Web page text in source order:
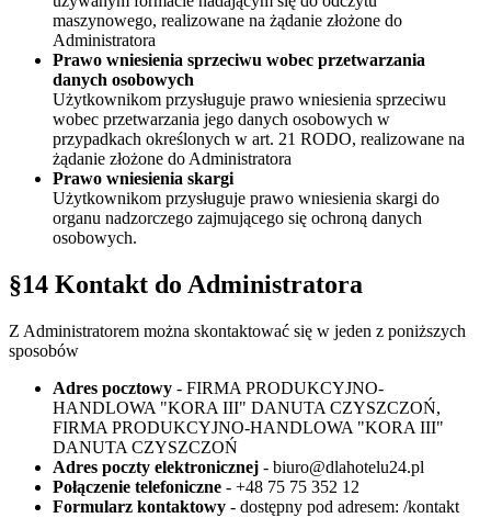
maszynowego, realizowane na żądanie złożone do
Administratora
Prawo wniesienia sprzeciwu wobec przetwarzania
danych osobowych
Użytkownikom przysługuje prawo wniesienia sprzeciwu
wobec przetwarzania jego danych osobowych w
przypadkach określonych w art. 21 RODO, realizowane na
żądanie złożone do Administratora
Prawo wniesienia skargi
Użytkownikom przysługuje prawo wniesienia skargi do
organu nadzorczego zajmującego się ochroną danych
osobowych.
§14 Kontakt do Administratora
Z Administratorem można skontaktować się w jeden z poniższych
sposobów
Adres pocztowy - FIRMA PRODUKCYJNO-
HANDLOWA "KORA III" DANUTA CZYSZCZOŃ,
FIRMA PRODUKCYJNO-HANDLOWA "KORA III"
DANUTA CZYSZCZOŃ
Adres poczty elektronicznej - biuro@dlahotelu24.pl
Połączenie telefoniczne - +48 75 75 352 12
Formularz kontaktowy - dostępny pod adresem: /kontakt